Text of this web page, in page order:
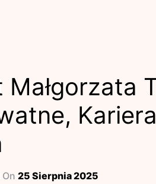
Małgorzata
25 Sierpnia 2025